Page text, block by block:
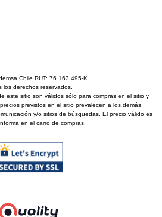
Chile RUT: 76.163.495-K.
los derechos reservados.
este sitio son válidos sólo para compras en el sitio y
previstos en el sitio prevalecen a los demás
y/o sitios de búsquedas. El precio válido es
en el carro de compras.